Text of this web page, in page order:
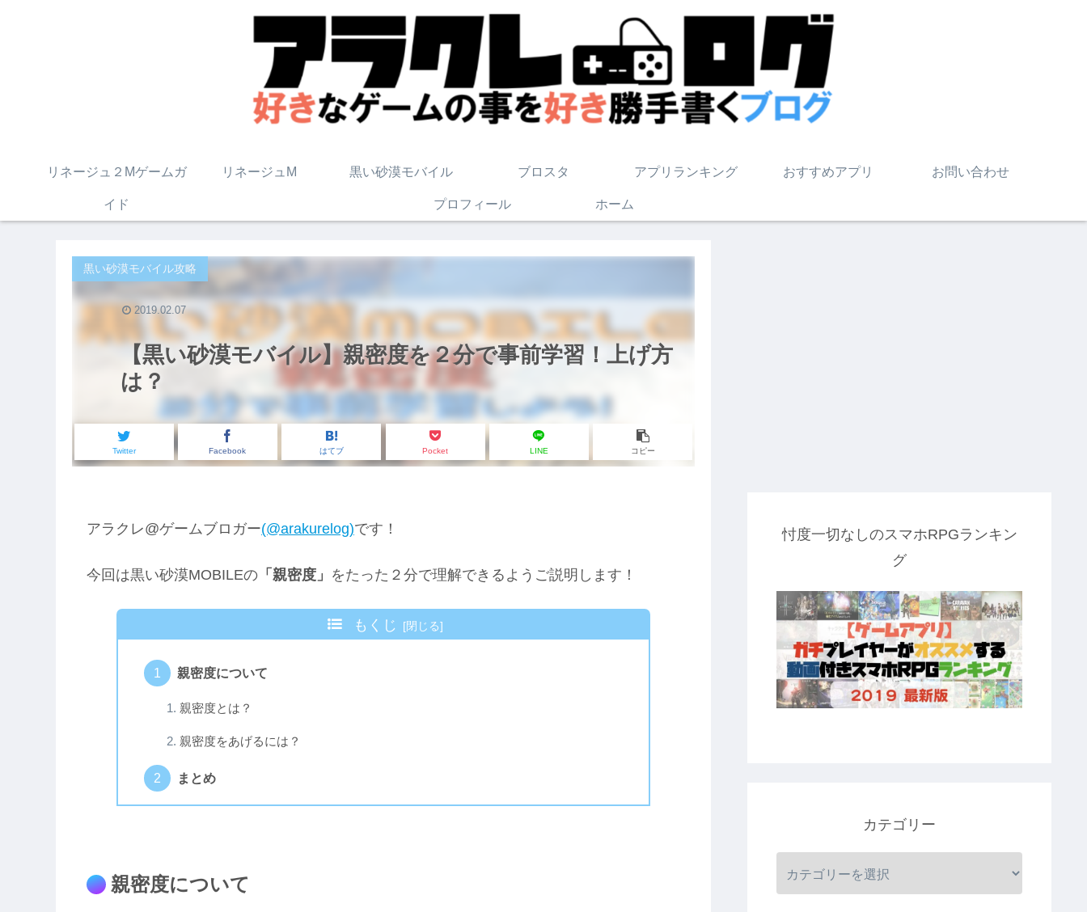
リネージュ２Mゲームガ
イド
リネージュM 黒い砂漠モバイル ブロスタ アプリランキング おすすめアプリ お問い合わせ
プロフィール ホーム
【黒い砂漠モバイル】親密度を２分で事前学習！上げ方
は？
黒い砂漠モバイル攻略
Twitter Facebook はてブ Pocket LINE コピー
2019.02.07
アラクレ@ゲームブロガー(@arakurelog)です！
今回は黒い砂漠MOBILEの 「親密度」 をたった２分で理解できるようご説明します！
もくじ
親密度について
親密度とは？
親密度をあげるには？
まとめ
親密度について
忖度一切なしのスマホRPGランキン
グ
カテゴリー